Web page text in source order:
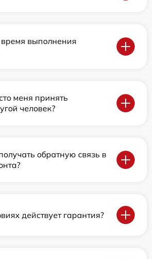
время выполнения
меня принять
человек?
обратную связь в
действует гарантия?